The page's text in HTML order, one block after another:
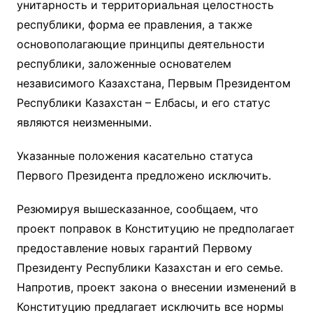
унитарность и территориальная целостность
республики, форма ее правления, а также
основополагающие принципы деятельности
республики, заложенные основателем
независимого Казахстана, Первым Президентом
Республики Казахстан – Елбасы, и его статус
являются неизменными.
Указанные положения касательно статуса
Первого Президента предложено исключить.
Резюмируя вышесказанное, сообщаем, что
проект поправок в Конституцию не предполагает
предоставление новых гарантий Первому
Президенту Республики Казахстан и его семье.
Напротив, проект закона о внесении изменений в
Конституцию предлагает исключить все нормы